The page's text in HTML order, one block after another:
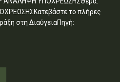
το πλήρες
στη ΔιαύγειαΠηγή: